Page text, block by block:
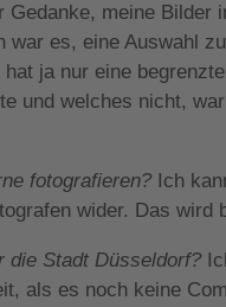
Gedanke, meine
war es, eine Auswahl
ja nur eine
und welches nicht,
fotografieren? Ich
wider. Das wird
die Stadt Düsseldorf?
als es noch keine